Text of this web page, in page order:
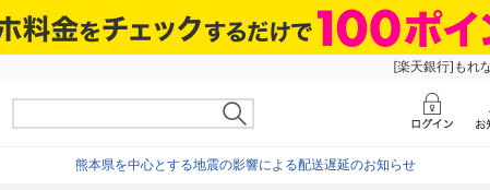
[楽天銀行]もれ
熊本県を中心とする地震の影響による配送遅延のお知らせ